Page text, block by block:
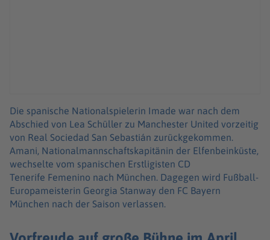
Die spanische Nationalspielerin Imade war nach dem
Abschied von Lea Schüller zu Manchester United vorzeitig
von Real Sociedad San Sebastián zurückgekommen.
Amani, Nationalmannschaftskapitänin der Elfenbeinküste,
wechselte vom spanischen Erstligisten CD
Tenerife Femenino nach München. Dagegen wird Fußball-
Europameisterin Georgia Stanway den FC Bayern
München nach der Saison verlassen.